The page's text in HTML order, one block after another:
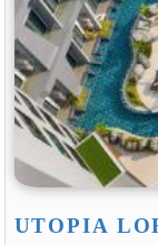
UTOPIA